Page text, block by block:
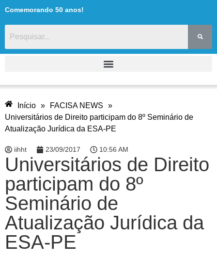
Comemorando 50 anos!
Início » FACISA NEWS
»
Universitários de Direito participam do 8º Seminário de
Atualização Jurídica da ESA-PE
iihht 23/09/2017 10:56 AM
Universitários de Direito
participam do 8º
Seminário de
Atualização Jurídica da
ESA-PE